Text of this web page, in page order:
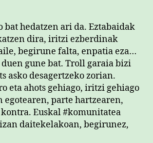
hedatzen ari da. Eztabaidak
dira, iritzi ezberdinak
begirune falta, enpatia eza…
gune bat. Troll garaia bizi
asko desagertzeko zorian.
eta ahots gehiago, iritzi gehiago
egotearen, parte hartzearen,
Euskal #komunitatea
daitekelakoan, begirunez,